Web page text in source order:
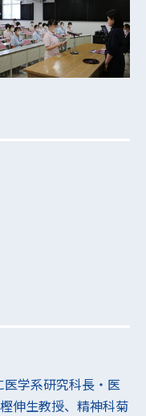
学系研究科長・医
伸生教授、精神科菊